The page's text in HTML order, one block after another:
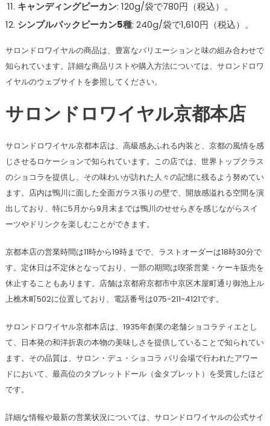
キャンディングピーカン: 120g/袋で780円（税込）。
シンプルパックピーカン5種: 240g/袋で1,610円（税込）。
サロンドロワイヤルの商品は、豊富なバリエーションと味の組み合わせで
知られています。詳細な商品リストや購入方法については、サロンドロワ
イヤルのウェブサイトを参照してください​​​​。
サロンドロワイヤル京都本店
サロンドロワイヤル京都本店は、高級感あふれる内装と、京都の風情を感
じさせるロケーションで知られています。この店では、世界トップクラス
のショコラを提供し、その味わいが訪れた人々の記憶に残るよう努めてい
ます。店内は鴨川に面した全面ガラス張りの壁で、開放感溢れる空間を演
出しており、特に5月から9月末までは鴨川のせせらぎを感じながらスイ
ーツやドリンクを楽しむことができます。
京都本店の営業時間は11時から19時までで、ラストオーダーは18時30分で
す。定休日は不定休となっており、一部の期間は喫茶営業・ケーキ販売を
休止することもあります。店舗は京都府京都市中京区木屋町通り御池上ル
上樵木町502に位置しており、電話番号は075-211-4121です。
サロンドロワイヤル京都本店は、1935年創業の老舗ショコラティエとし
て、日本発の和洋折衷の本物の美味しさを提供していることで知られてい
ます。その品質は、サロン・デュ・ショコラ パリ会場で行われたアワー
ドにおいて、最高位のタブレットドール（金タブレット）を受賞したほど
です。
詳細な情報や最新の営業状況については、サロンドロワイヤルの公式サイ